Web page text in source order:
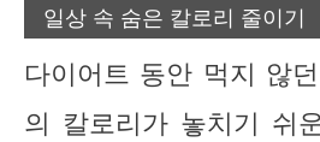
일상 속 숨은 칼로리 줄이기
다이어트 동안 먹지 않
의 칼로리가 놓치기 쉬